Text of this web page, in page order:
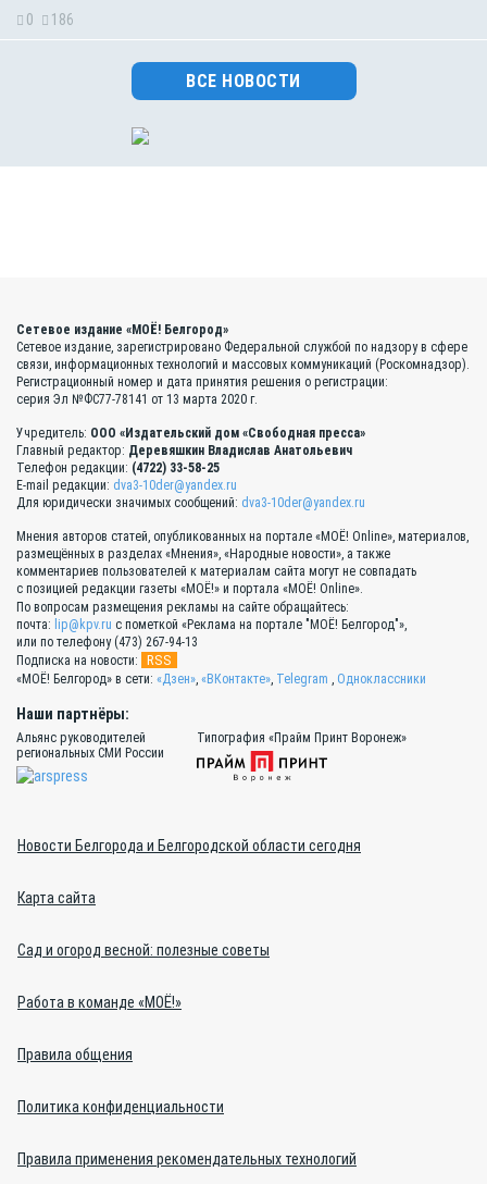
0 186
ВСЕ НОВОСТИ
Сетевое издание «МОЁ! Белгород»
Сетевое издание, зарегистрировано Федеральной службой по надзору в сфере
связи, информационных технологий и массовых коммуникаций (Роскомнадзор).
Регистрационный номер и дата принятия решения о регистрации:
серия Эл №ФС77-78141 от 13 марта 2020 г.
Учредитель: ООО «Издательский дом «Свободная пресса»
Главный редактор: Деревяшкин Владислав Анатольевич
Телефон редакции: (4722) 33-58-25
E-mail редакции: dva3-10der@yandex.ru
Для юридически значимых сообщений: dva3-10der@yandex.ru
Мнения авторов статей, опубликованных на портале «МОЁ! Online», материалов,
размещённых в разделах «Мнения», «Народные новости», а также
комментариев пользователей к материалам сайта могут не совпадать
с позицией редакции газеты «МОЁ!» и портала «МОЁ! Online».
По вопросам размещения рекламы на сайте обращайтесь:
почта: lip@kpv.ru с пометкой «Реклама на портале "МОЁ! Белгород"»,
или по телефону (473) 267-94-13
Подписка на новости:
RSS
«МОЁ! Белгород» в сети: «Дзен» «ВКонтакте» Telegram Одноклассники
Наши партнёры:
Альянс руководителей
региональных СМИ России
Типография «Прайм Принт Воронеж»
Новости Белгорода и Белгородской области сегодня
Карта сайта
Сад и огород весной: полезные советы
Работа в команде «МОЁ!»
Правила общения
Политика конфиденциальности
Правила применения рекомендательных технологий